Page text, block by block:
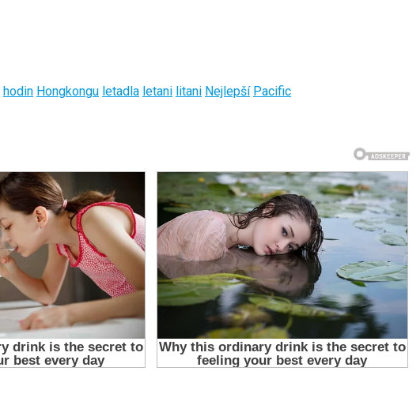
hodin Hongkongu letadla letani litani Nejlepší Pacific